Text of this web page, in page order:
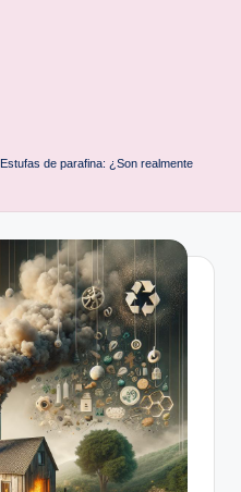
Estufas de parafina: ¿Son realmente